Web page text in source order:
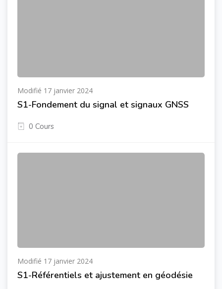
Modifié 17 janvier 2024
S1-Fondement du signal et signaux GNSS
0 Cours
Modifié 17 janvier 2024
S1-Référentiels et ajustement en géodésie